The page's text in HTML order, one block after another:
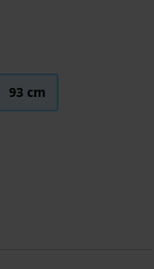
93 cm